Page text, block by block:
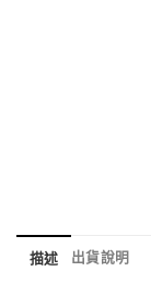
描述 出貨說明